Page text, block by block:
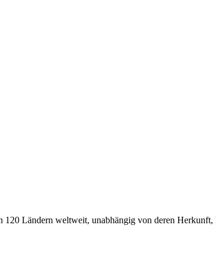
Ländern weltweit, unabhängig von deren